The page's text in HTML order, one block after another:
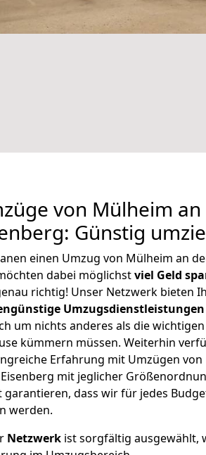
von Mülheim
Günstig
einen Umzug von Mülheim an
dabei möglichstviel Geld
richtig! Unser Netzwerk bieten
Umzugsdienstleistungen
um nichts anderes als die
kümmern müssen. Weiterhin
Erfahrung mit Umzügen
mit jeglicher
garantieren, dass wir für jedes
werden.
Netzwerk ist sorgfältig ausgewählt,